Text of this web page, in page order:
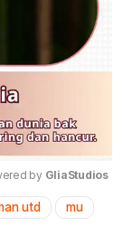
Mute
by GliaStudios
utd mu